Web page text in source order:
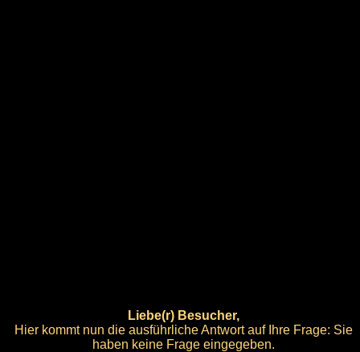
Liebe(r) Besucher,
Hier kommt nun die ausführliche Antwort auf Ihre Frage: Sie
haben keine Frage eingegeben.